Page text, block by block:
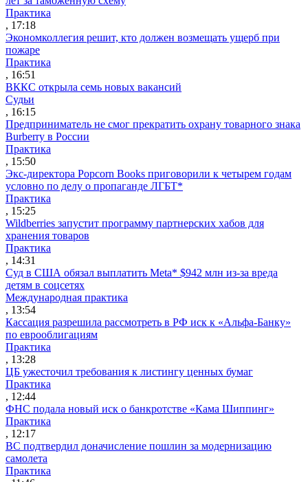
Практика
, 17:18
Экономколлегия решит, кто должен возмещать ущерб при
пожаре
Практика
, 16:51
ВККС открыла семь новых вакансий
Судьи
, 16:15
Предприниматель не смог прекратить охрану товарного знака
Burberry в России
Практика
, 15:50
Экс-директора Popcorn Books приговорили к четырем годам
условно по делу о пропаганде ЛГБТ*
Практика
, 15:25
Wildberries запустит программу партнерских хабов для
хранения товаров
Практика
, 14:31
Суд в США обязал выплатить Meta* $942 млн из-за вреда
детям в соцсетях
Международная практика
, 13:54
Кассация разрешила рассмотреть в РФ иск к «Альфа-Банку»
по еврооблигациям
Практика
, 13:28
ЦБ ужесточил требования к листингу ценных бумаг
Практика
, 12:44
ФНС подала новый иск о банкротстве «Кама Шиппинг»
Практика
, 12:17
ВС подтвердил доначисление пошлин за модернизацию
самолета
Практика